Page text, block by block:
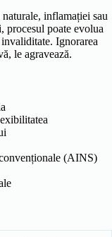
inflamației sau
procesul poate evolua
Ignorarea
le agravează.
(AINS)